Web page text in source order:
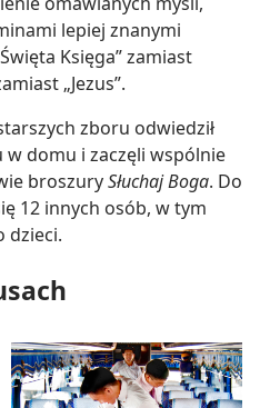
lepiej znanymi
Księga” zamiast
„Jezus”.
zboru odwiedził
domu i zaczęli wspólnie
broszurySłuchaj Boga. Do
12 innych osób, w tym
dzieci.